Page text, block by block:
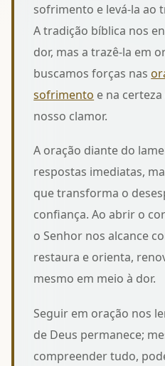
sofrimento e levá-la ao
A tradição bíblica nos
dor, mas a trazê-la em
buscamos forças nas
sofrimento e na
nosso clamor.
A oração diante do
respostas imediatas,
que transforma o
confiança. Ao abrir o
o Senhor nos alcance
restaura e orienta,
mesmo em meio à dor.
Seguir em oração nos
de Deus permanece;
compreender tudo,